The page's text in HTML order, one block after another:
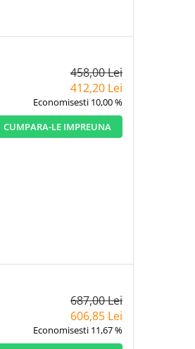
458,00 Lei
412,20 Lei
Economisesti 10,00 %
CUMPARA-LE IMPREUNA
687,00 Lei
606,85 Lei
Economisesti 11,67 %